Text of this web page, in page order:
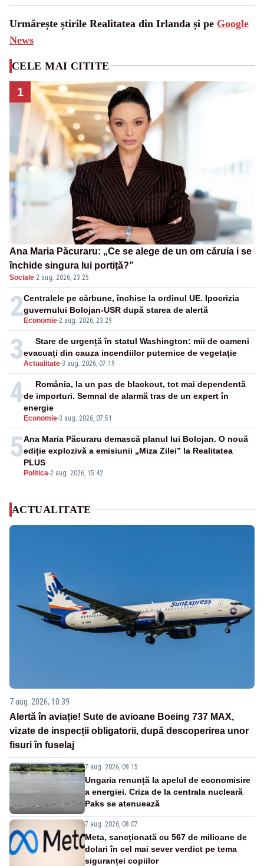
Urmărește știrile Realitatea din Irlanda și pe Google
News
CELE MAI CITITE
1
Ana Maria Păcuraru: „Ce se alege de un om căruia i se
închide singura lui portiță?”
Sociale·2 aug. 2026, 23:25
2 Economie-2 aug. 2026, 23:29
Centralele pe cărbune, închise la ordinul UE. Ipocrizia
guvernului Bolojan-USR după starea de alertă
3Actualitate-3 aug. 2026, 07:19
Stare de urgență în statul Washington: mii de oameni
evacuați din cauza incendiilor puternice de vegetație
4
Economie-3 aug. 2026, 07:51
România, la un pas de blackout, tot mai dependentă
de importuri. Semnal de alarmă tras de un expert în
energie
5
Politica-2 aug. 2026, 15:42
Ana Maria Păcuraru demască planul lui Bolojan. O nouă
ediție explozivă a emisiunii „Miza Zilei” la Realitatea
PLUS
ACTUALITATE
7 aug. 2026, 10:39
Alertă în aviație! Sute de avioane Boeing 737 MAX,
vizate de inspecții obligatorii, după descoperirea unor
fisuri în fuselaj
7 aug. 2026, 09:15
Ungaria renunță la apelul de economisire
a energiei. Criza de la centrala nucleară
Paks se atenuează
7 aug. 2026, 08:07
Meta, sancționată cu 567 de milioane de
dolari în cel mai sever verdict pe tema
siguranței copiilor